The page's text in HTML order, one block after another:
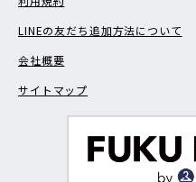
LINEの友だち追加方法について
会社概要
サイトマップ